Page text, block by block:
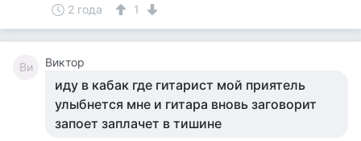
2 года 1
Ви Виктор
иду в кабак где гитарист мой приятель
улыбнется мне и гитара вновь заговорит
запоет заплачет в тишине